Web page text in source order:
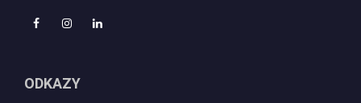
ODKAZY